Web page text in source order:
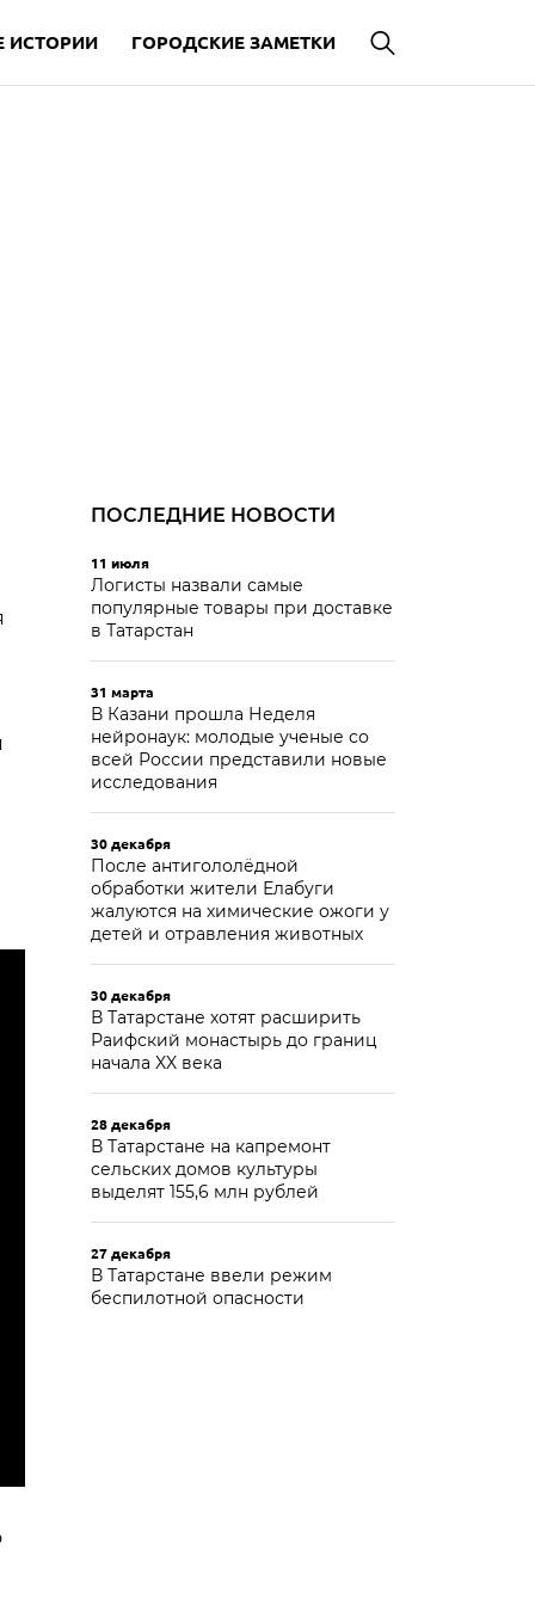
ИСТОРИИ ГОРОДСКИЕ ЗАМЕТКИ
ПОСЛЕДНИЕ НОВОСТИ
11 июля
Логисты назвали самые
популярные товары при доставке
в Татарстан
31 марта
В Казани прошла Неделя
нейронаук: молодые ученые со
всей России представили новые
исследования
30 декабря
После антигололёдной
обработки жители Елабуги
жалуются на химические ожоги у
детей и отравления животных
30 декабря
В Татарстане хотят расширить
Раифский монастырь до границ
начала XX века
28 декабря
В Татарстане на капремонт
сельских домов культуры
выделят 155,6 млн рублей
27 декабря
В Татарстане ввели режим
беспилотной опасности